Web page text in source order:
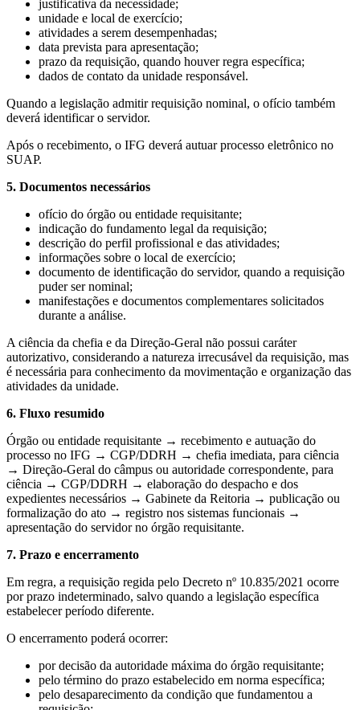
justificativa da necessidade;
unidade e local de exercício;
atividades a serem desempenhadas;
data prevista para apresentação;
prazo da requisição, quando houver regra específica;
dados de contato da unidade responsável.
Quando a legislação admitir requisição nominal, o ofício também
deverá identificar o servidor.
Após o recebimento, o IFG deverá autuar processo eletrônico no
SUAP.
5. Documentos necessários
ofício do órgão ou entidade requisitante;
indicação do fundamento legal da requisição;
descrição do perfil profissional e das atividades;
informações sobre o local de exercício;
documento de identificação do servidor, quando a requisição
puder ser nominal;
manifestações e documentos complementares solicitados
durante a análise.
A ciência da chefia e da Direção-Geral não possui caráter
autorizativo, considerando a natureza irrecusável da requisição, mas
é necessária para conhecimento da movimentação e organização das
atividades da unidade.
6. Fluxo resumido
Órgão ou entidade requisitante → recebimento e autuação do
processo no IFG → CGP/DDRH → chefia imediata, para ciência
→ Direção-Geral do câmpus ou autoridade correspondente, para
ciência → CGP/DDRH → elaboração do despacho e dos
expedientes necessários → Gabinete da Reitoria → publicação ou
formalização do ato → registro nos sistemas funcionais →
apresentação do servidor no órgão requisitante.
7. Prazo e encerramento
Em regra, a requisição regida pelo Decreto nº 10.835/2021 ocorre
por prazo indeterminado, salvo quando a legislação específica
estabelecer período diferente.
O encerramento poderá ocorrer:
por decisão da autoridade máxima do órgão requisitante;
pelo término do prazo estabelecido em norma específica;
pelo desaparecimento da condição que fundamentou a